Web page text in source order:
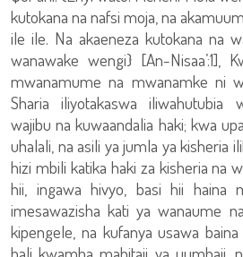
kutokana na nafsi moja, na
ile ile. Na akaeneza kutokana na
wanawake wengi} [An-Nisaa’:1],
mwanamume na mwanamke ni
Sharia iliyotakaswa iliwahutubia
wajibu na kuwaandalia haki; kwa
uhalali, na asili ya jumla ya kisheria
hizi mbili katika haki za kisheria na
hii, ingawa hivyo, basi hii haina
imesawazisha kati ya wanaume
kipengele, na kufanya usawa